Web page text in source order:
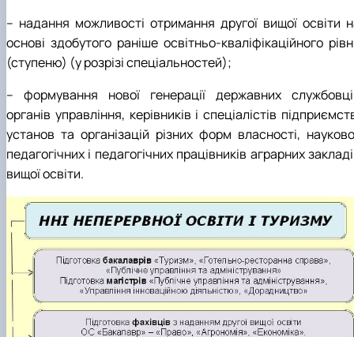
– надання можливості отримання другої вищої освіти
основі здобутого раніше освітньо-кваліфікаційного
(ступеню) (у розрізі спеціальностей);
– формування нової генерації державних
органів управління, керівників і спеціалістів
установ та організацій різних форм власності,
педагогічних і педагогічних працівників аграрних
вищої освіти.